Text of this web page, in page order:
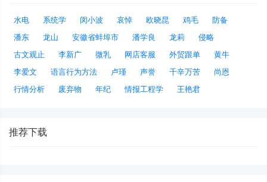
水电 系统学 闵小波 哀悼 欧晓昆 鸡毛
防备
潘东
龙山 安徽省蚌埠市 潘学良 龙莉
侵略
古文观止
李新广 微乳 网店客服 外贸跟单
黄牛
李爱文
语言行为方法 卢瑾 声誉 千辛万苦
尚恩
行情分析
废弃物 年纪 情报工程学 王艳君
推荐下载